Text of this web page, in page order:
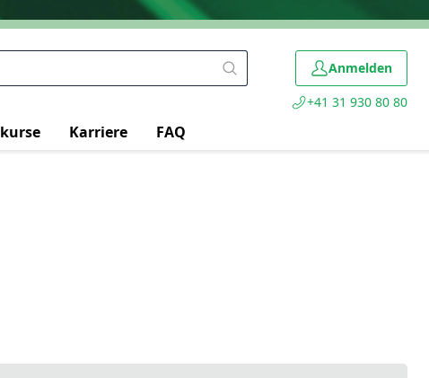
Anmelden
+41 31 930 80 80
Karriere FAQ